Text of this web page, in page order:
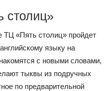
столиц»
ТЦ «Пять столиц» пройдет
языку на
с новыми словами,
тыквы из подручных
по предварительной